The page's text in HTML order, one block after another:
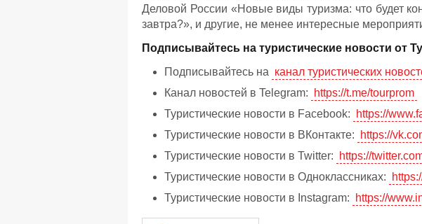
Деловой России «Новые виды туризма: что будет
завтра?», и другие, не менее интересные
Подписывайтесь на туристические новости от
Подписывайтесь на канал туристических
Канал новостей в Telegram:
https://t.me/tourprom
Туристические новости в Facebook:
https://
Туристические новости в ВКонтакте:
https://
Туристические новости в Twitter:
https://
Туристические новости в Одноклассниках:
Туристические новости в Instagram:
https://